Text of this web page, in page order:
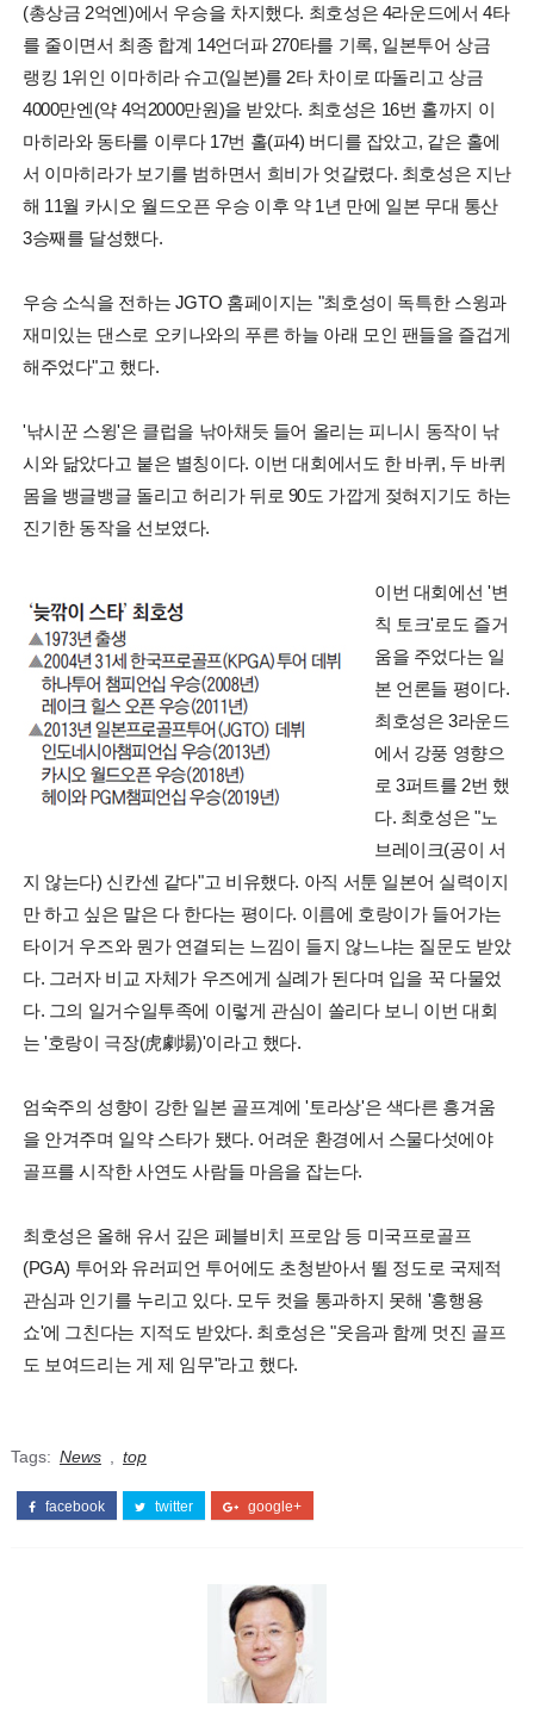
(총상금 2억엔)에서 우승을 차지했다. 최호성은 4라운드에서 4타
를 줄이면서 최종 합계 14언더파 270타를 기록, 일본투어 상금
랭킹 1위인 이마히라 슈고(일본)를 2타 차이로 따돌리고 상금
4000만엔(약 4억2000만원)을 받았다. 최호성은 16번 홀까지 이
마히라와 동타를 이루다 17번 홀(파4) 버디를 잡았고, 같은 홀에
서 이마히라가 보기를 범하면서 희비가 엇갈렸다. 최호성은 지난
해 11월 카시오 월드오픈 우승 이후 약 1년 만에 일본 무대 통산
3승째를 달성했다.
우승 소식을 전하는 JGTO 홈페이지는 "최호성이 독특한 스윙과
재미있는 댄스로 오키나와의 푸른 하늘 아래 모인 팬들을 즐겁게
해주었다"고 했다.
'낚시꾼 스윙'은 클럽을 낚아채듯 들어 올리는 피니시 동작이 낚
시와 닮았다고 붙은 별칭이다. 이번 대회에서도 한 바퀴, 두 바퀴
몸을 뱅글뱅글 돌리고 허리가 뒤로 90도 가깝게 젖혀지기도 하는
진기한 동작을 선보였다.
이번 대회에선 '변
칙 토크'로도 즐거
움을 주었다는 일
본 언론들 평이다.
최호성은 3라운드
에서 강풍 영향으
로 3퍼트를 2번 했
다. 최호성은 "노
브레이크(공이 서
지 않는다) 신칸센 같다"고 비유했다. 아직 서툰 일본어 실력이지
만 하고 싶은 말은 다 한다는 평이다. 이름에 호랑이가 들어가는
타이거 우즈와 뭔가 연결되는 느낌이 들지 않느냐는 질문도 받았
다. 그러자 비교 자체가 우즈에게 실례가 된다며 입을 꾹 다물었
다. 그의 일거수일투족에 이렇게 관심이 쏠리다 보니 이번 대회
는 '호랑이 극장(虎劇場)'이라고 했다.
엄숙주의 성향이 강한 일본 골프계에 '토라상'은 색다른 흥겨움
을 안겨주며 일약 스타가 됐다. 어려운 환경에서 스물다섯에야
골프를 시작한 사연도 사람들 마음을 잡는다.
최호성은 올해 유서 깊은 페블비치 프로암 등 미국프로골프
(PGA) 투어와 유러피언 투어에도 초청받아서 뛸 정도로 국제적
관심과 인기를 누리고 있다. 모두 컷을 통과하지 못해 '흥행용
쇼'에 그친다는 지적도 받았다. 최호성은 "웃음과 함께 멋진 골프
도 보여드리는 게 제 임무"라고 했다.
Tags: News top
facebook twitter google+